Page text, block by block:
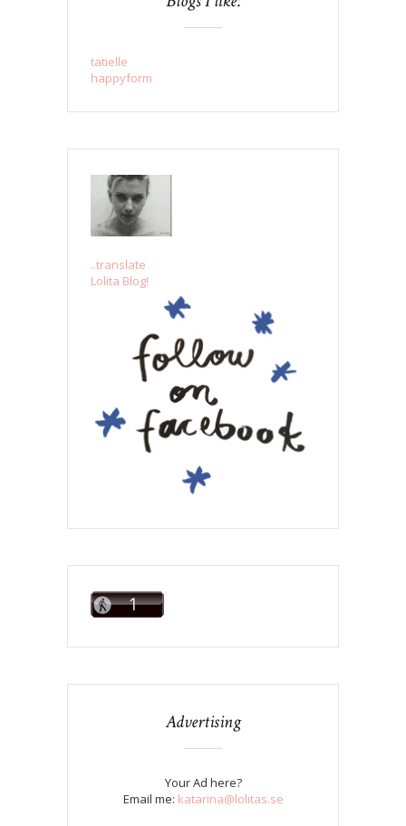
tatielle
happyform
..translate
Lolita Blog!
Advertising
Your Ad here?
Email me: katarina@lolitas.se